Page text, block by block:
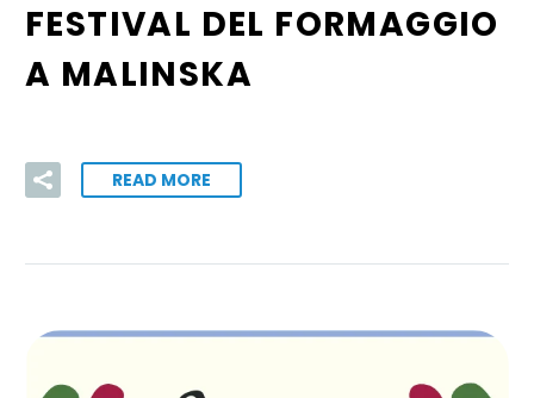
FESTIVAL DEL FORMAGGIO
A MALINSKA
READ MORE